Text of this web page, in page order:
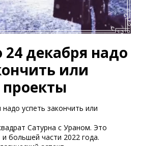
декабря надо
или
проекты
успеть закончить или
Сатурна с Ураном. Это
большей части 2022 года.